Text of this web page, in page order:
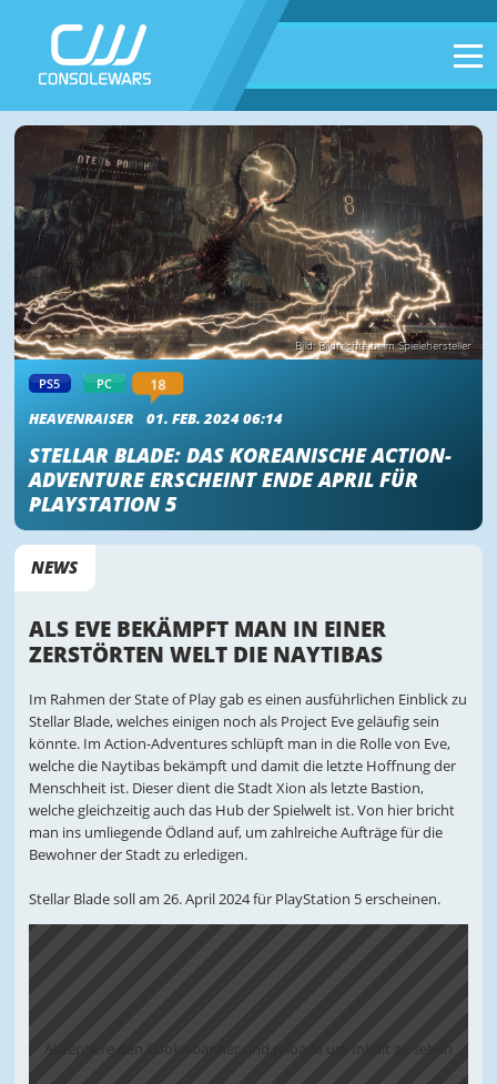
Bild: Bildrechte beim Spielehersteller
PS5 PC 18
HEAVENRAISER 01. FEB. 2024 06:14
STELLAR BLADE: DAS KOREANISCHE ACTION-
ADVENTURE ERSCHEINT ENDE APRIL FÜR
PLAYSTATION 5
NEWS
ALS EVE BEKÄMPFT MAN IN EINER
ZERSTÖRTEN WELT DIE NAYTIBAS
Im Rahmen der State of Play gab es einen ausführlichen Einblick zu
Stellar Blade, welches einigen noch als Project Eve geläufig sein
könnte. Im Action-Adventures schlüpft man in die Rolle von Eve,
welche die Naytibas bekämpft und damit die letzte Hoffnung der
Menschheit ist. Dieser dient die Stadt Xion als letzte Bastion,
welche gleichzeitig auch das Hub der Spielwelt ist. Von hier bricht
man ins umliegende Ödland auf, um zahlreiche Aufträge für die
Bewohner der Stadt zu erledigen.
Stellar Blade soll am 26. April 2024 für PlayStation 5 erscheinen.
Akzeptiere den Cookiebanner und reloade um Inhalt zu sehen